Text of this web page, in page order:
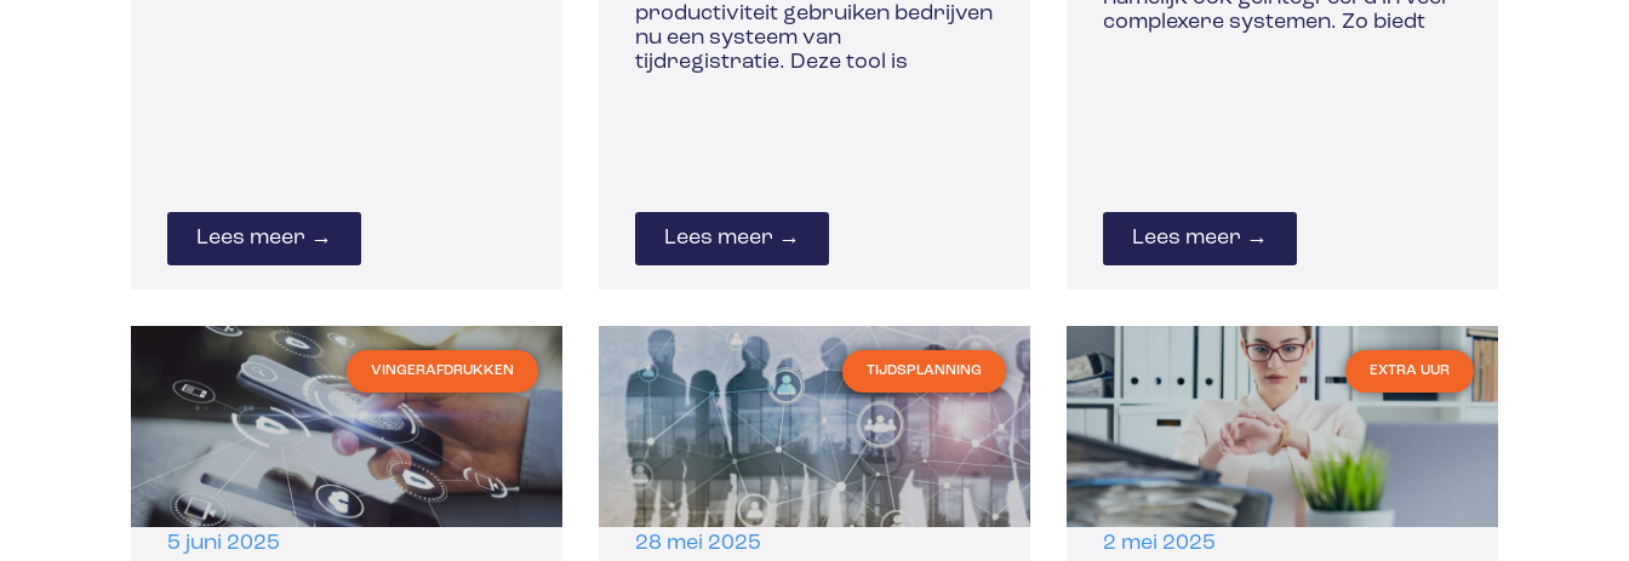
Lees meer →
productiviteit gebruiken bedrijven
nu een systeem van
tijdregistratie. Deze tool is
Lees meer →
complexere systemen. Zo biedt
Lees meer →
VINGERAFDRUKKEN
5 juni 2025
TIJDSPLANNING
28 mei 2025
EXTRA UUR
2 mei 2025